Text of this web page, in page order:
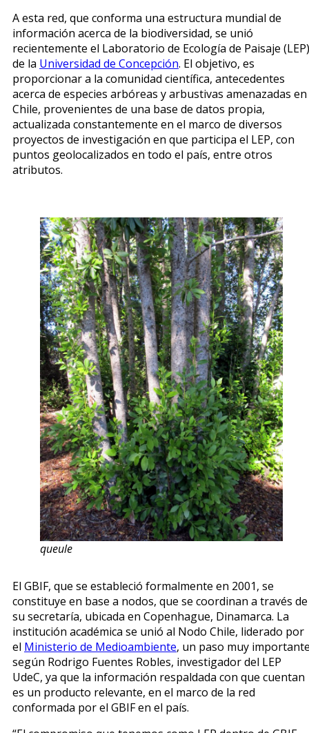
A esta red, que conforma una estructura mundial de
información acerca de la biodiversidad, se unió
recientemente el Laboratorio de Ecología de Paisaje (LEP)
de la Universidad de Concepción. El objetivo, es
proporcionar a la comunidad científica, antecedentes
acerca de especies arbóreas y arbustivas amenazadas en
Chile, provenientes de una base de datos propia,
actualizada constantemente en el marco de diversos
proyectos de investigación en que participa el LEP, con
puntos geolocalizados en todo el país, entre otros
atributos.
queule
El GBIF, que se estableció formalmente en 2001, se
constituye en base a nodos, que se coordinan a través de
su secretaría, ubicada en Copenhague, Dinamarca. La
institución académica se unió al Nodo Chile, liderado por
el Ministerio de Medioambiente, un paso muy
según Rodrigo Fuentes Robles, investigador del LEP
UdeC, ya que la información respaldada con que cuentan
es un producto relevante, en el marco de la red
conformada por el GBIF en el país.